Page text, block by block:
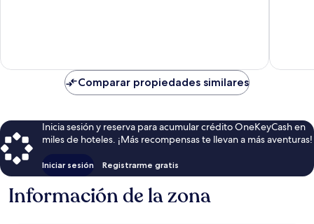
Comparar propiedades similares
Inicia sesión y reserva para acumular crédito OneKeyCash en
miles de hoteles. ¡Más recompensas te llevan a más aventuras!
Iniciar sesión Registrarme gratis
Información de la zona